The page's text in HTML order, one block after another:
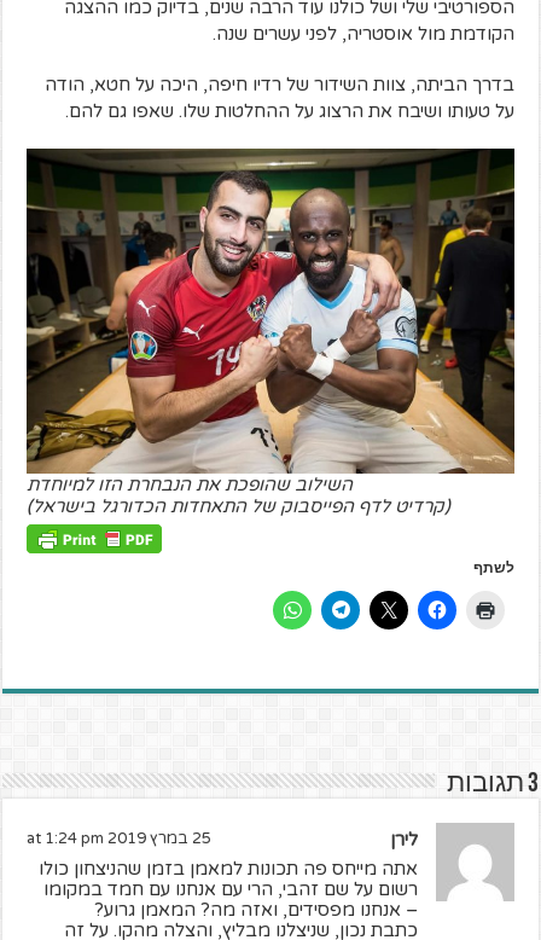
הספורטיבי שלי ושל כולנו עוד הרבה שנים, בדיוק כמו ההצגה
הקודמת מול אוסטריה, לפני עשרים שנה.
בדרך הביתה, צוות השידור של רדיו חיפה, היכה על חטא, הודה
על טעותו ושיבח את הרצוג על ההחלטות שלו. שאפו גם להם.
השילוב שהופכת את הנבחרת הזו למיוחדת
(קרדיט לדף הפייסבוק של התאחדות הכדורגל בישראל)
לשתף
3 תגובות
לירן 25 במרץ 2019 at 1:24 pm
אתה מייחס פה תכונות למאמן בזמן שהניצחון כולו
רשום על שם זהבי, הרי עם אנחנו עם חמד במקומו
– אנחנו מפסידים, ואזה מה? המאמן גרוע?
כתבת נכון, שניצלנו מבליץ, והצלה מהקו. על זה